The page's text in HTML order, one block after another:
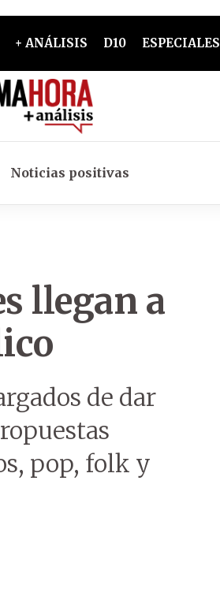
+ ANÁLISIS D10 ESPECIALES
Noticias positivas
llegan a
de dar
pop, folk y